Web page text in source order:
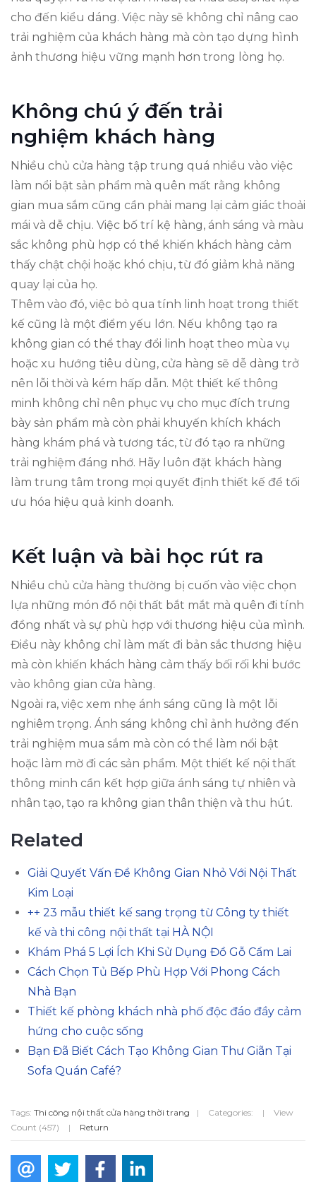
cho đến kiểu dáng. Việc này sẽ không chỉ nâng cao
trải nghiệm của khách hàng mà còn tạo dựng hình
ảnh thương hiệu vững mạnh hơn trong lòng họ.
Không chú ý đến trải
nghiệm khách hàng
Nhiều chủ cửa hàng tập trung quá nhiều vào việc
làm nổi bật sản phẩm mà quên mất rằng không
gian mua sắm cũng cần phải mang lại cảm giác thoải
mái và dễ chịu. Việc bố trí kệ hàng, ánh sáng và màu
sắc không phù hợp có thể khiến khách hàng cảm
thấy chật chội hoặc khó chịu, từ đó giảm khả năng
quay lại của họ.
Thêm vào đó, việc bỏ qua tính linh hoạt trong thiết
kế cũng là một điểm yếu lớn. Nếu không tạo ra
không gian có thể thay đổi linh hoạt theo mùa vụ
hoặc xu hướng tiêu dùng, cửa hàng sẽ dễ dàng trở
nên lỗi thời và kém hấp dẫn. Một thiết kế thông
minh không chỉ nên phục vụ cho mục đích trưng
bày sản phẩm mà còn phải khuyến khích khách
hàng khám phá và tương tác, từ đó tạo ra những
trải nghiệm đáng nhớ. Hãy luôn đặt khách hàng
làm trung tâm trong mọi quyết định thiết kế để tối
ưu hóa hiệu quả kinh doanh.
Kết luận và bài học rút ra
Nhiều chủ cửa hàng thường bị cuốn vào việc chọn
lựa những món đồ nội thất bắt mắt mà quên đi tính
đồng nhất và sự phù hợp với thương hiệu của mình.
Điều này không chỉ làm mất đi bản sắc thương hiệu
mà còn khiến khách hàng cảm thấy bối rối khi bước
vào không gian cửa hàng.
Ngoài ra, việc xem nhẹ ánh sáng cũng là một lỗi
nghiêm trọng. Ánh sáng không chỉ ảnh hưởng đến
trải nghiệm mua sắm mà còn có thể làm nổi bật
hoặc làm mờ đi các sản phẩm. Một thiết kế nội thất
thông minh cần kết hợp giữa ánh sáng tự nhiên và
nhân tạo, tạo ra không gian thân thiện và thu hút.
Related
Giải Quyết Vấn Đề Không Gian Nhỏ Với Nội Thất
Kim Loại
++ 23 mẫu thiết kế sang trọng từ Công ty thiết
kế và thi công nội thất tại HÀ NỘI
Khám Phá 5 Lợi Ích Khi Sử Dụng Đồ Gỗ Cẩm Lai
Cách Chọn Tủ Bếp Phù Hợp Với Phong Cách
Nhà Bạn
Thiết kế phòng khách nhà phố độc đáo đầy cảm
hứng cho cuộc sống
Bạn Đã Biết Cách Tạo Không Gian Thư Giãn Tại
Sofa Quán Café?
Tags: Thi công nội thất cửa hàng thời trang | Categories: |
View
Count (457)
| Return